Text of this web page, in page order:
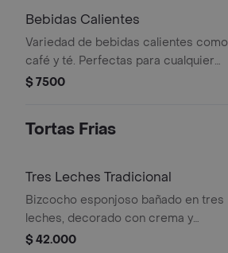
Bebidas Calientes
Variedad de bebidas calientes como
café y té. Perfectas para cualquier
momento.
$ 7500
Tortas Frias
Tres Leches Tradicional
Bizcocho esponjoso bañado en tres
leches, decorado con crema y
cerezas. Un clásico irresistible.
$ 42.000